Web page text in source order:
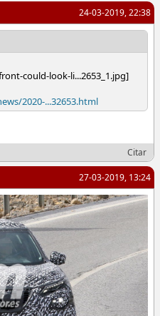
24-03-2019, 22:38
2020-...32653.html
Citar
27-03-2019, 13:24